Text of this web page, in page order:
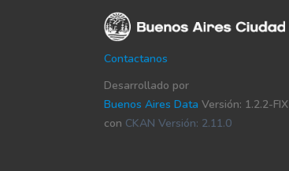
Contactanos
Desarrollado por
Buenos Aires Data Versión: 1.2.2-FIX
con CKAN Versión: 2.11.0